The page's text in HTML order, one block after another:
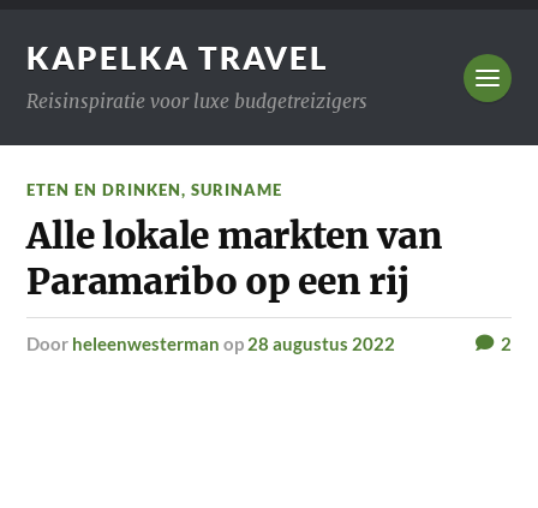
KAPELKA TRAVEL
Reisinspiratie voor luxe budgetreizigers
ETEN EN DRINKEN,SURINAME
Alle lokale markten van
Paramaribo op een rij
door heleenwesterman op 28 augustus 2022 2